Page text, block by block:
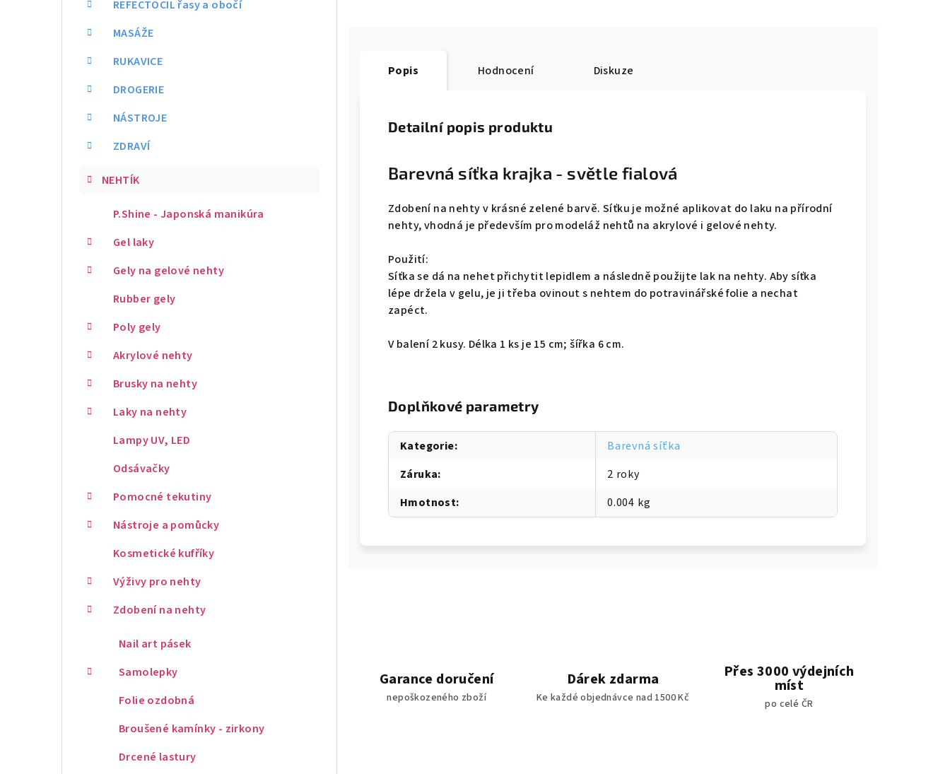
REFECTOCIL řasy a obočí
MASÁŽE
RUKAVICE
DROGERIE
NÁSTROJE
ZDRAVÍ
NEHTÍK
P.Shine - Japonská manikúra
Gel laky
Gely na gelové nehty
Rubber gely
Poly gely
Akrylové nehty
Brusky na nehty
Laky na nehty
Lampy UV, LED
Odsávačky
Pomocné tekutiny
Nástroje a pomůcky
Kosmetické kufříky
Výživy pro nehty
Zdobení na nehty
Nail art pásek
Samolepky
Folie ozdobná
Broušené kamínky - zirkony
Drcené lastury
Popis Hodnocení Diskuze
Detailní popis produktu
Barevná síťka krajka - světle fialová
Zdobení na nehty v krásné zelené barvě. Síťku je možné aplikovat do laku na přírodní
nehty, vhodná je především pro modeláž nehtů na akrylové i gelové nehty.
Použití:
Síťka se dá na nehet přichytit lepidlem a následně použijte lak na nehty. Aby síťka
lépe držela v gelu, je ji třeba ovinout s nehtem do potravinářské folie a nechat
zapéct.
V balení 2 kusy. Délka 1 ks je 15 cm; šířka 6 cm.
Doplňkové parametry
Kategorie:
Barevná síťka
Záruka:
2 roky
Hmotnost: 0.004 kg
Garance doručení
nepoškozeného zboží
Dárek zdarma
Ke každé objednávce nad 1500 Kč
Přes 3000 výdejních
míst
po celé ČR